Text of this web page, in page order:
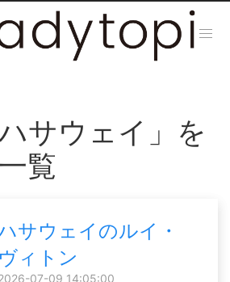
サウェイ」を
覧
サウェイのルイ・
ヴィトン
07-09 14:05:00